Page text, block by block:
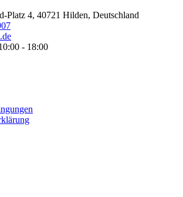
Platz 4, 40721 Hilden, Deutschland
- 18:00